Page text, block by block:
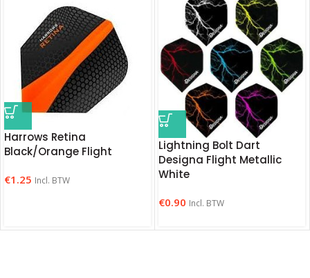
Harrows Retina
Black/Orange Flight
€1.25 Incl. BTW
Lightning Bolt Dart
Designa Flight Metallic
White
€0.90 Incl. BTW